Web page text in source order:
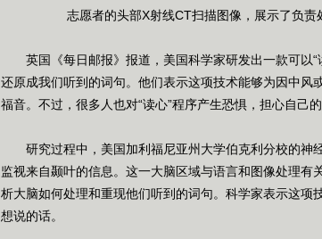
志愿者的头部X射线CT扫描图像，展示了负责
英国《每日邮报》报道，美国科学家研发出一款可以“
还原成我们听到的词句。他们表示这项技术能够为因中风
福音。不过，很多人也对“读心”程序产生恐惧，担心自己
研究过程中，美国加利福尼亚州大学伯克利分校的神
监视来自颞叶的信息。这一大脑区域与语言和图像处理有
析大脑如何处理和重现他们听到的词句。科学家表示这项
想说的话。